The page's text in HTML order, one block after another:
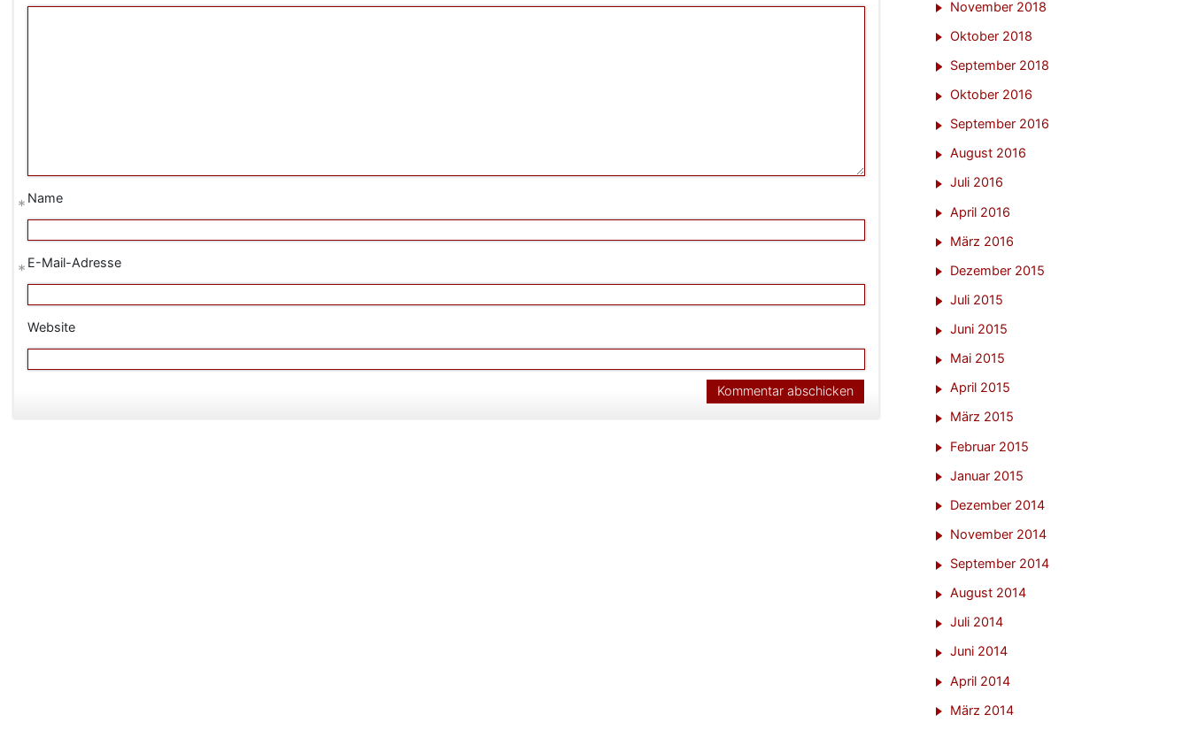
Name
*
E-Mail-Adresse
*
Website
November 2018
Oktober 2018
September 2018
Oktober 2016
September 2016
August 2016
Juli 2016
April 2016
März 2016
Dezember 2015
Juli 2015
Juni 2015
Mai 2015
April 2015
März 2015
Februar 2015
Januar 2015
Dezember 2014
November 2014
September 2014
August 2014
Juli 2014
Juni 2014
April 2014
März 2014